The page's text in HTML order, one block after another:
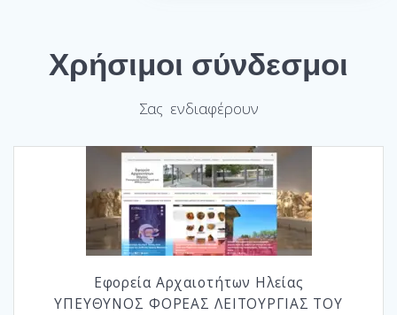
Χρήσιμοι σύνδεσμοι
Σας ενδιαφέρουν
Εφορεία Αρχαιοτήτων Ηλείας
ΥΠΕYΘΥΝΟΣ ΦΟΡEΑΣ ΛΕΙΤΟΥΡΓIΑΣ ΤΟΥ